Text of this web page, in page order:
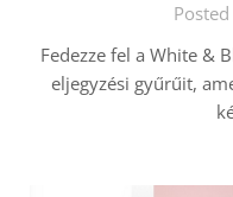
Fedezze fel a White &
eljegyzési gyűrűit,